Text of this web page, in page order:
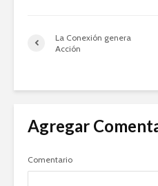
La Conexión genera
Acción
Agregar
Comentario